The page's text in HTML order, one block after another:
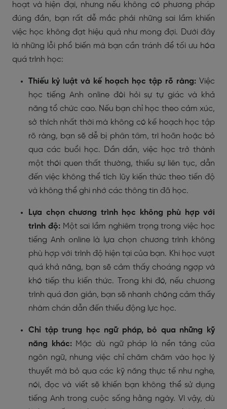
hoạt và hiện đại, nhưng nếu không có phương pháp
đúng đắn, bạn rất dễ mắc phải những sai lầm khiến
việc học không đạt hiệu quả như mong đợi. Dưới đây
là những lỗi phổ biến mà bạn cần tránh để tối ưu hóa
quá trình học:
Thiếu kỷ luật và kế hoạch học tập rõ ràng: Việc
học tiếng Anh online đòi hỏi sự tự giác và khả
năng tổ chức cao. Nếu bạn chỉ học theo cảm xúc,
sở thích nhất thời mà không có kế hoạch học tập
rõ ràng, bạn sẽ dễ bị phân tâm, trì hoãn hoặc bỏ
qua các buổi học. Dần dần, việc học trở thành
một thói quen thất thường, thiếu sự liên tục, dẫn
đến việc không thể tích lũy kiến thức theo tiến độ
và không thể ghi nhớ các thông tin đã học.
Lựa chọn chương trình học không phù hợp với
trình độ: Một sai lầm nghiêm trọng trong việc học
tiếng Anh online là lựa chọn chương trình không
phù hợp với trình độ hiện tại của bạn. Khi học vượt
quá khả năng, bạn sẽ cảm thấy choáng ngợp và
khó tiếp thu kiến thức. Trong khi đó, nếu chương
trình quá đơn giản, bạn sẽ nhanh chóng cảm thấy
nhàm chán dẫn đến thiếu động lực học.
Chỉ tập trung học ngữ pháp, bỏ qua những kỹ
năng khác: Mặc dù ngữ pháp là nền tảng của
ngôn ngữ, nhưng việc chỉ chăm chăm vào học lý
thuyết mà bỏ qua các kỹ năng thực tế như nghe,
nói, đọc và viết sẽ khiến bạn không thể sử dụng
tiếng Anh trong cuộc sống hằng ngày. Vì vậy, dù